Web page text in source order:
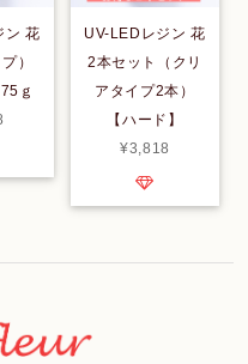
ン 花
）
ｇ
UV-LEDレジン 花
2本セット（クリ
アタイプ2本）
【ハード】
¥3,818